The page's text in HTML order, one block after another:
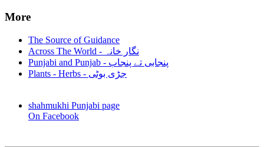
More
The Source of Guidance
Across The World - نگار خانہ
Punjabi and Punjab - پنجابی تے پنجاب
Plants - Herbs - جڑی بوٹی
shahmukhi Punjabi page
On Facebook